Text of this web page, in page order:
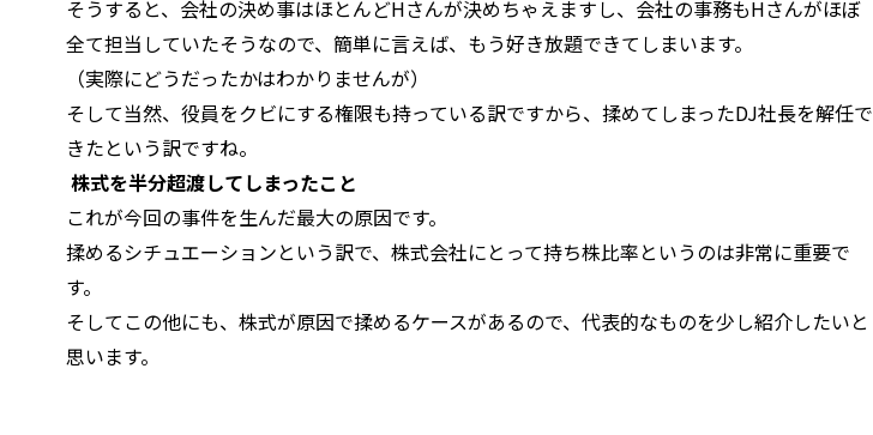
そうすると、会社の決め事はほとんどHさんが決めちゃえますし、会社の事務もHさんがほぼ
全て担当していたそうなので、簡単に言えば、もう好き放題できてしまいます。
（実際にどうだったかはわかりませんが）
そして当然、役員をクビにする権限も持っている訳ですから、揉めてしまったDJ社長を解任で
きたという訳ですね。
株式を半分超渡してしまったこと
これが今回の事件を生んだ最大の原因です。
揉めるシチュエーションという訳で、株式会社にとって持ち株比率というのは非常に重要で
す。
そしてこの他にも、株式が原因で揉めるケースがあるので、代表的なものを少し紹介したいと
思います。